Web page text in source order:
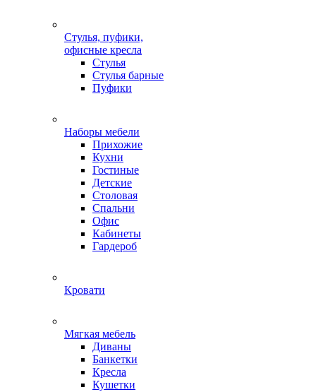
Стулья, пуфики,
офисные кресла
Стулья
Стулья барные
Пуфики
Наборы мебели
Прихожие
Кухни
Гостиные
Детские
Столовая
Спальни
Офис
Кабинеты
Гардероб
Кровати
Мягкая мебель
Диваны
Банкетки
Кресла
Кушетки